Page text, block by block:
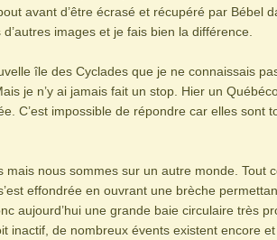
avant d’être écrasé et récupéré par Bébel
images et je fais bien la différence.
île des Cyclades que je ne connaissais
je n’y ai jamais fait un stop. Hier un
C’est impossible de répondre car elles sont
nous sommes sur un autre monde. Tout
effondrée en ouvrant une brèche
aujourd’hui une grande baie circulaire très
inactif, de nombreux évents existent encore